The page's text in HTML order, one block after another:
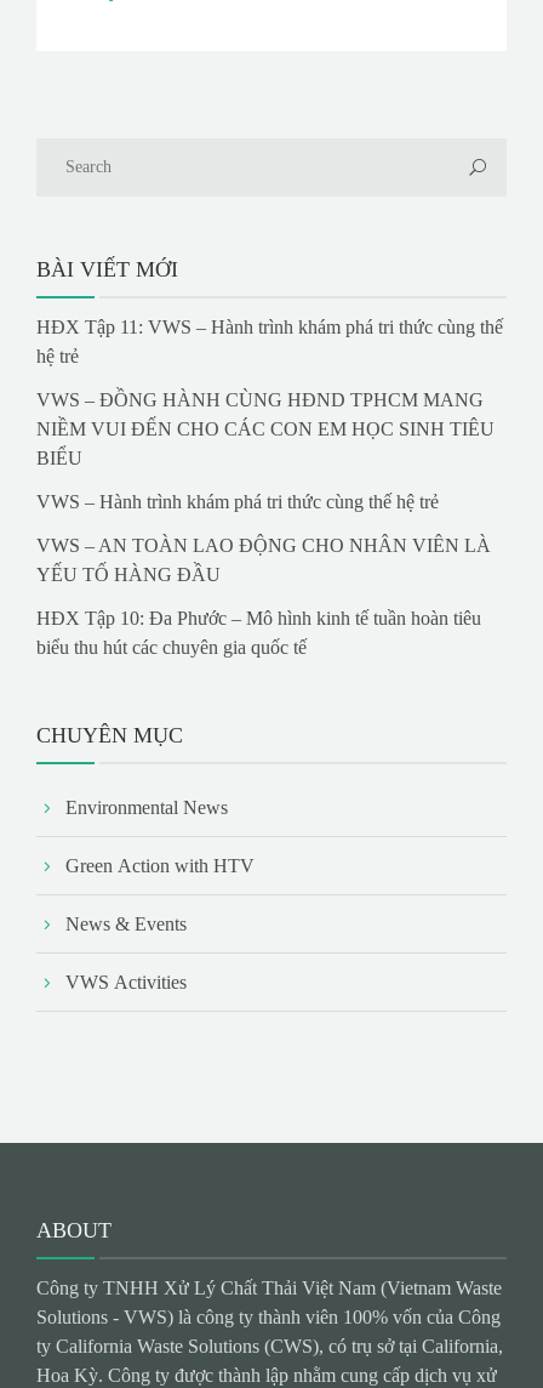
BÀI VIẾT MỚI
HĐX Tập 11: VWS – Hành trình khám phá tri thức cùng thế
hệ trẻ
VWS – ĐỒNG HÀNH CÙNG HĐND TPHCM MANG
NIỀM VUI ĐẾN CHO CÁC CON EM HỌC SINH TIÊU
BIỂU
VWS – Hành trình khám phá tri thức cùng thế hệ trẻ
VWS – AN TOÀN LAO ĐỘNG CHO NHÂN VIÊN LÀ
YẾU TỐ HÀNG ĐẦU
HĐX Tập 10: Đa Phước – Mô hình kinh tế tuần hoàn tiêu
biểu thu hút các chuyên gia quốc tế
CHUYÊN MỤC
Environmental News
Green Action with HTV
News & Events
VWS Activities
ABOUT
Công ty TNHH Xử Lý Chất Thải Việt Nam (Vietnam Waste
Solutions - VWS) là công ty thành viên 100% vốn của Công
ty California Waste Solutions (CWS), có trụ sở tại California,
Hoa Kỳ. Công ty được thành lập nhằm cung cấp dịch vụ xử